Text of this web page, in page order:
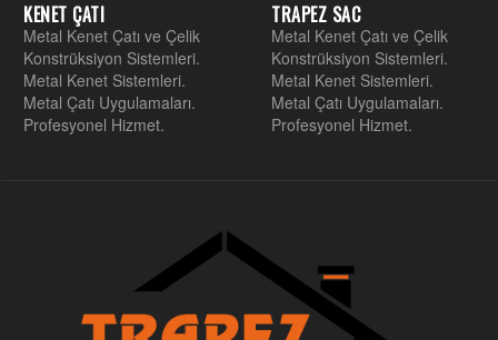
KENET ÇATI
Metal Kenet Çatı ve Çelik
Konstrüksiyon Sistemleri.
Metal Kenet Sistemleri.
Metal Çatı Uygulamaları.
Profesyonel Hizmet.
TRAPEZ SAC
Metal Kenet Çatı ve Çelik
Konstrüksiyon Sistemleri.
Metal Kenet Sistemleri.
Metal Çatı Uygulamaları.
Profesyonel Hizmet.